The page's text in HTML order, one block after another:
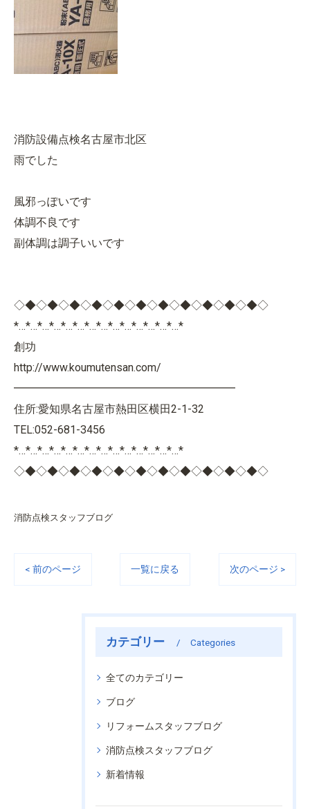
消防設備点検名古屋市北区
雨でした
風邪っぽいです
体調不良です
副体調は調子いいです
◇◆◇◆◇◆◇◆◇◆◇◆◇◆◇◆◇◆◇◆◇◆◇
*…*…*…*…*…*…*…*…*…*…*…*…*…*…*
創功
http://www.koumutensan.com/
━━━━━━━━━━━━━━━━━━━━
住所:愛知県名古屋市熱田区横田2-1-32
TEL:052-681-3456
*…*…*…*…*…*…*…*…*…*…*…*…*…*…*
◇◆◇◆◇◆◇◆◇◆◇◆◇◆◇◆◇◆◇◆◇◆◇
消防点検スタッフブログ
< 前のページ 一覧に戻る 次のページ >
カテゴリー Categories
全てのカテゴリー
ブログ
リフォームスタッフブログ
消防点検スタッフブログ
新着情報